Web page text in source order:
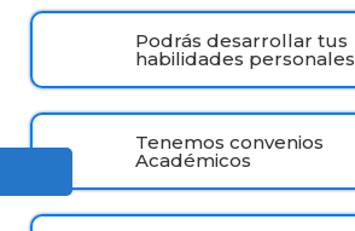
Podrás desarrollar tus
habilidades personales
Tenemos convenios
Académicos